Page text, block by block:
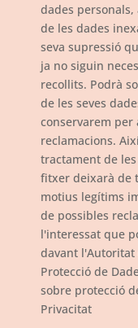
dades personals,
de les dades
seva supressió
ja no siguin
recollits. Podrà
de les seves
conservarem per
reclamacions.
tractament de
fitxer deixarà de
motius legítims
de possibles
l'interessat que
davant l'Autoritat
Protecció de
sobre protecció
Privacitat